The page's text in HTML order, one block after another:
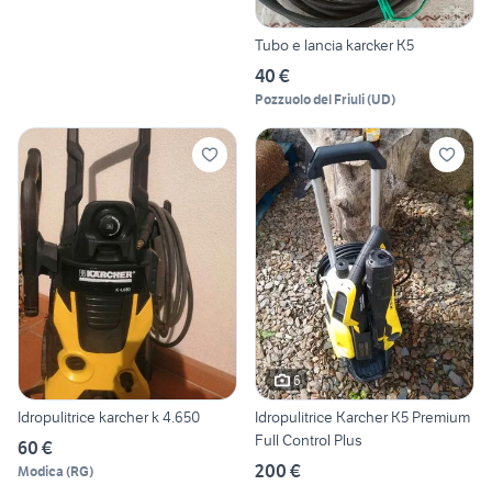
Tubo e lancia karcker K5
40 €
Pozzuolo del Friuli(UD)
Idropulitrice karcher k 4.650
60 €
Modica (RG)
6
Idropulitrice Karcher K5 Premium
Full Control Plus
200 €